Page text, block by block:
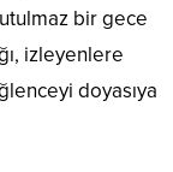
bir gece
izleyenlere
doyasıya